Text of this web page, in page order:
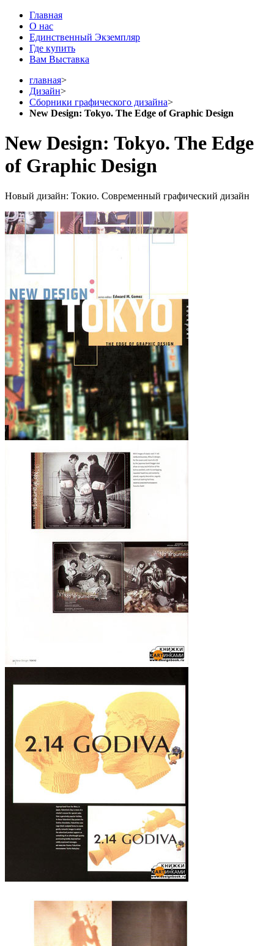
Главная
О нас
Единственный Экземпляр
Где купить
Вам Выставка
главная>
Дизайн>
Сборники графического дизайна>
New Design: Tokyo. The Edge of Graphic Design
New Design: Tokyo. The Edge
of Graphic Design
Новый дизайн: Токио. Современный графический дизайн